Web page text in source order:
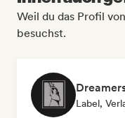
Weil du das Profil
besuchst.
Label,